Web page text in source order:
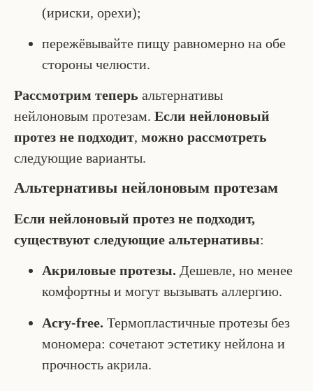
(ириски, орехи);
пережёвывайте пищу равномерно на обе
стороны челюсти.
Рассмотрим теперь альтернативы
нейлоновым протезам. Если нейлоновый
протез не подходит, можно рассмотреть
следующие варианты.
Альтернативы нейлоновым протезам
Если нейлоновый протез не подходит,
существуют следующие альтернативы:
Акриловые протезы. Дешевле, но менее
комфортны и могут вызывать аллергию.
Acry-free. Термопластичные протезы без
мономера: сочетают эстетику нейлона и
прочность акрила.